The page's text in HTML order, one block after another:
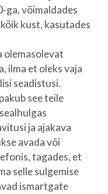
ga, võimaldades
kust, kasutades
olemasolevat
ilma et oleks vaja
seadistusi.
see teile
ja ajakava
avada või
tagades, et
selle sulgemise
ismartgate